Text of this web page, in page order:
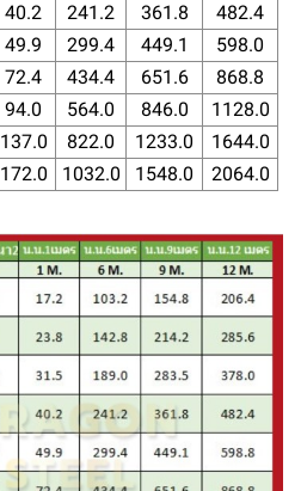
40.2 241.2 361.8
482.4
49.9 299.4 449.1
598.0
72.4 434.4 651.6
868.8
94.0 564.0 846.0
1128.0
137.0 822.0 1233.0
1644.0
172.0 1032.0 1548.0 2064.0